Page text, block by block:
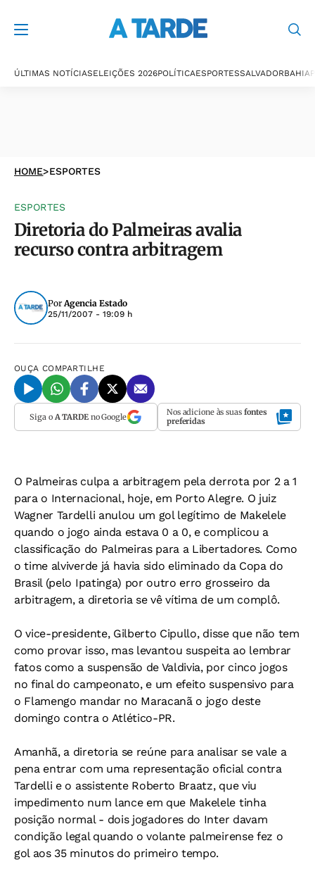
ÚLTIMAS NOTÍCIASELEIÇÕES 2026POLÍTICAESPORTESSALVADORBAHIA
HOME>ESPORTES
ESPORTES
Diretoria do Palmeiras avalia
recurso contra arbitragem
PorAgencia Estado
25/11/2007 - 19:09 h
OUÇA COMPARTILHE
Siga o A TARDEno Google Nos adicione às suas fontes
preferidas
O Palmeiras culpa a arbitragem pela derrota por 2 a 1
para o Internacional, hoje, em Porto Alegre. O juiz
Wagner Tardelli anulou um gol legítimo de Makelele
quando o jogo ainda estava 0 a 0, e complicou a
classificação do Palmeiras para a Libertadores. Como
o time alviverde já havia sido eliminado da Copa do
Brasil (pelo Ipatinga) por outro erro grosseiro da
arbitragem, a diretoria se vê vítima de um complô.
O vice-presidente, Gilberto Cipullo, disse que não tem
como provar isso, mas levantou suspeita ao lembrar
fatos como a suspensão de Valdivia, por cinco jogos
no final do campeonato, e um efeito suspensivo para
o Flamengo mandar no Maracanã o jogo deste
domingo contra o Atlético-PR.
Amanhã, a diretoria se reúne para analisar se vale a
pena entrar com uma representação oficial contra
Tardelli e o assistente Roberto Braatz, que viu
impedimento num lance em que Makelele tinha
posição normal - dois jogadores do Inter davam
condição legal quando o volante palmeirense fez o
gol aos 35 minutos do primeiro tempo.